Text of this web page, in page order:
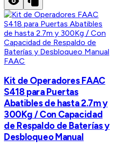
FAAC
Kit de Operadores FAAC
S418 para Puertas
Abatibles de hasta 2.7m y
300Kg / Con Capacidad
de Respaldo de Baterías y
Desbloqueo Manual